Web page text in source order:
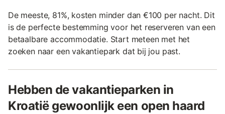
De meeste, 81%, kosten minder dan €100 per nacht. Dit
is de perfecte bestemming voor het reserveren van een
betaalbare accommodatie. Start meteen met het
zoeken naar een vakantiepark dat bij jou past.
Hebben de vakantieparken in
Kroatië gewoonlijk een open haard